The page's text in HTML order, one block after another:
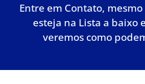
Entre em Contato,
esteja na Lista a baixo
veremos como